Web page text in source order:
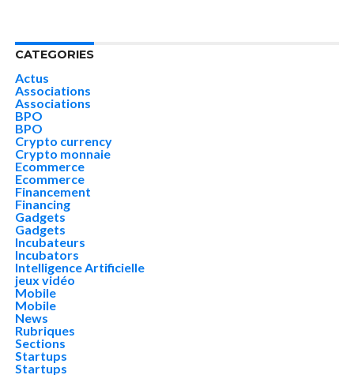
CATEGORIES
Actus
Associations
Associations
BPO
BPO
Crypto currency
Crypto monnaie
Ecommerce
Ecommerce
Financement
Financing
Gadgets
Gadgets
Incubateurs
Incubators
Intelligence Artificielle
jeux vidéo
Mobile
Mobile
News
Rubriques
Sections
Startups
Startups